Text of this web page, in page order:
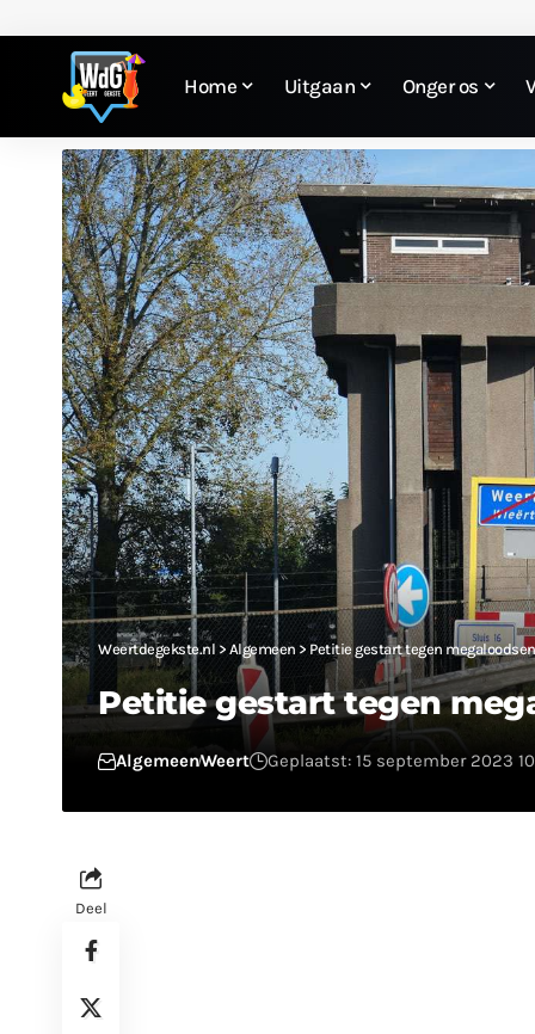
Home Uitgaan Onger os
Weertdegekste.nl > Algemeen > Petitie gestart tegen
Petitie gestart tegen
AlgemeenWeert Geplaatst: 15 september 2023
Deel